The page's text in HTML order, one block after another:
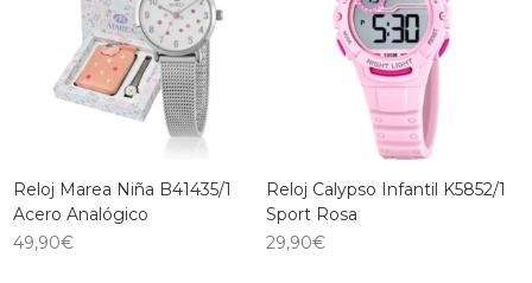
Reloj Marea Niña B41435/1
Acero Analógico
49,90€
Reloj Calypso Infantil K5852/1
Sport Rosa
29,90€